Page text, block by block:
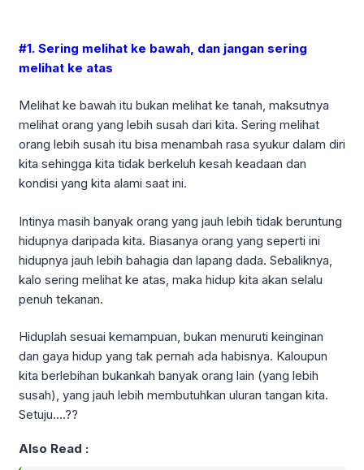
#1. Sering melihat ke bawah, dan jangan sering
melihat ke atas
Melihat ke bawah itu bukan melihat ke tanah, maksutnya
melihat orang yang lebih susah dari kita. Sering melihat
orang lebih susah itu bisa menambah rasa syukur dalam diri
kita sehingga kita tidak berkeluh kesah keadaan dan
kondisi yang kita alami saat ini.
Intinya masih banyak orang yang jauh lebih tidak beruntung
hidupnya daripada kita. Biasanya orang yang seperti ini
hidupnya jauh lebih bahagia dan lapang dada. Sebaliknya,
kalo sering melihat ke atas, maka hidup kita akan selalu
penuh tekanan.
Hiduplah sesuai kemampuan, bukan menuruti keinginan
dan gaya hidup yang tak pernah ada habisnya. Kaloupun
kita berlebihan bukankah banyak orang lain (yang lebih
susah), yang jauh lebih membutuhkan uluran tangan kita.
Setuju….??
Also Read :